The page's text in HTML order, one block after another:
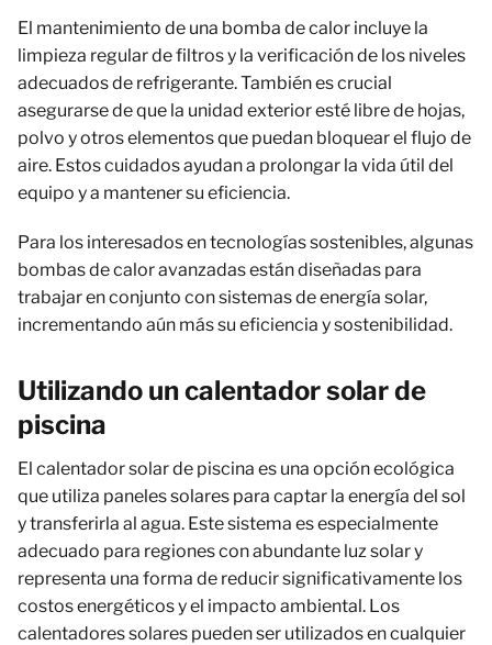
El mantenimiento de una bomba de calor incluye la
limpieza regular de filtros y la verificación de los niveles
adecuados de refrigerante. También es crucial
asegurarse de que la unidad exterior esté libre de hojas,
polvo y otros elementos que puedan bloquear el flujo de
aire. Estos cuidados ayudan a prolongar la vida útil del
equipo y a mantener su eficiencia.
Para los interesados en tecnologías sostenibles, algunas
bombas de calor avanzadas están diseñadas para
trabajar en conjunto con sistemas de energía solar,
incrementando aún más su eficiencia y sostenibilidad.
Utilizando un calentador solar de
piscina
El calentador solar de piscina es una opción ecológica
que utiliza paneles solares para captar la energía del sol
y transferirla al agua. Este sistema es especialmente
adecuado para regiones con abundante luz solar y
representa una forma de reducir significativamente los
costos energéticos y el impacto ambiental. Los
calentadores solares pueden ser utilizados en cualquier